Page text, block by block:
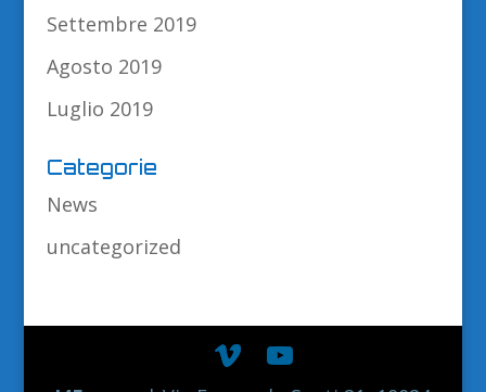
Settembre 2019
Agosto 2019
Luglio 2019
Categorie
News
uncategorized